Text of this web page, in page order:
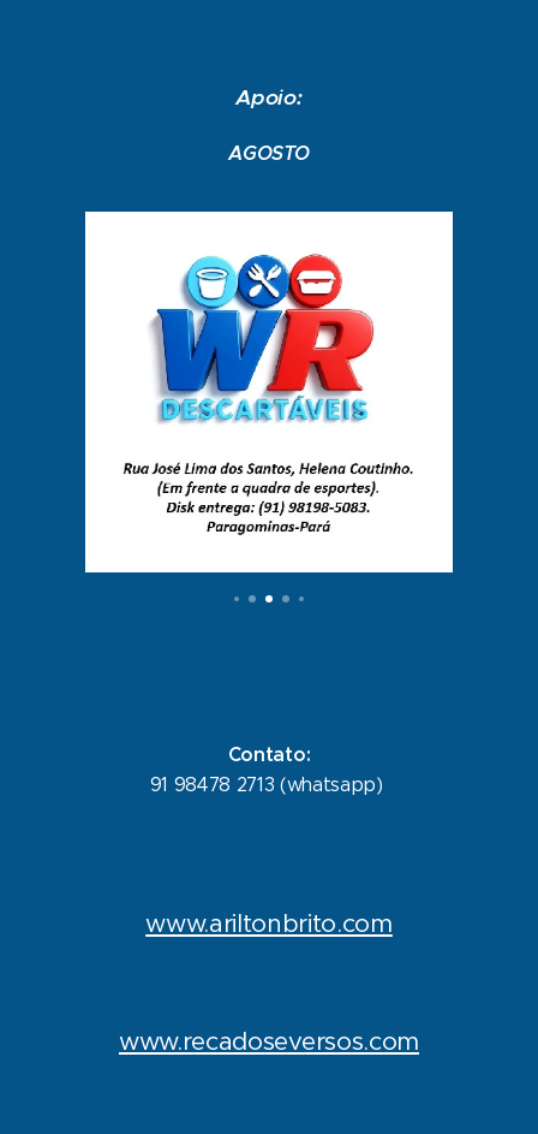
Apoio:
AGOSTO
Contato:
91 98478 2713 (whatsapp)
www.ariltonbrito.com
www.recadoseversos.com